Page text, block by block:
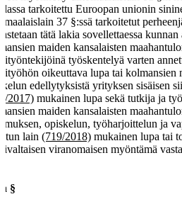
tarkoitettu Euroopan unionin
37 §:ssä tarkoitetut
tätä lakia sovellettaessa
maiden kansalaisten
työskentelyä varten
oikeuttava lupa tai kolmansien
edellytyksistä yrityksen sisäisen
2017) mukainen lupa sekä tutkija ja
maiden kansalaisten
opiskelun, työharjoittelun ja
lain (719/2018) mukainen lupa tai
viranomaisen myöntämä
§